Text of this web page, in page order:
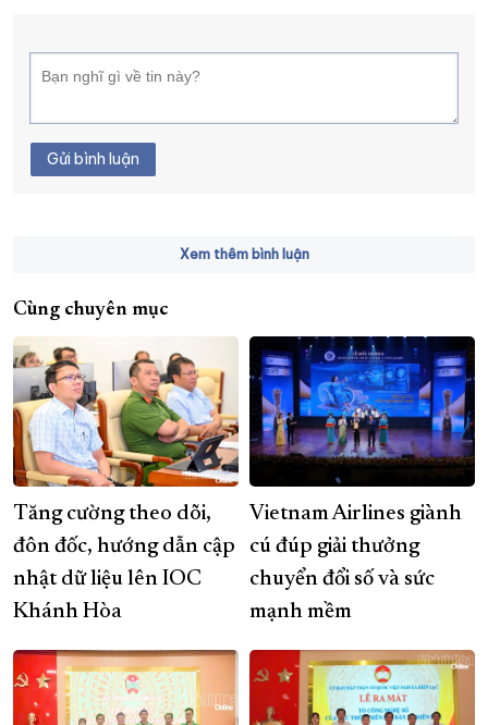
Gửi bình luận
Xem thêm bình luận
Cùng chuyên mục
Tăng cường theo dõi,
đôn đốc, hướng dẫn cập
nhật dữ liệu lên IOC
Khánh Hòa
Vietnam Airlines giành
cú đúp giải thưởng
chuyển đổi số và sức
mạnh mềm